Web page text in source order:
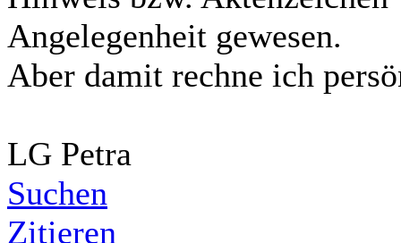
Angelegenheit gewesen.
Aber damit rechne ich
LG Petra
Suchen
Zitieren